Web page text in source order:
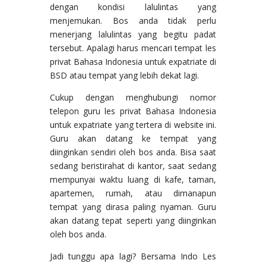
dengan kondisi lalulintas yang
menjemukan. Bos anda tidak perlu
menerjang lalulintas yang begitu padat
tersebut. Apalagi harus mencari tempat les
privat Bahasa Indonesia untuk expatriate di
BSD atau tempat yang lebih dekat lagi.
Cukup dengan menghubungi nomor
telepon guru les privat Bahasa Indonesia
untuk expatriate yang tertera di website ini.
Guru akan datang ke tempat yang
diinginkan sendiri oleh bos anda. Bisa saat
sedang beristirahat di kantor, saat sedang
mempunyai waktu luang di kafe, taman,
apartemen, rumah, atau dimanapun
tempat yang dirasa paling nyaman. Guru
akan datang tepat seperti yang diinginkan
oleh bos anda.
Jadi tunggu apa lagi? Bersama Indo Les